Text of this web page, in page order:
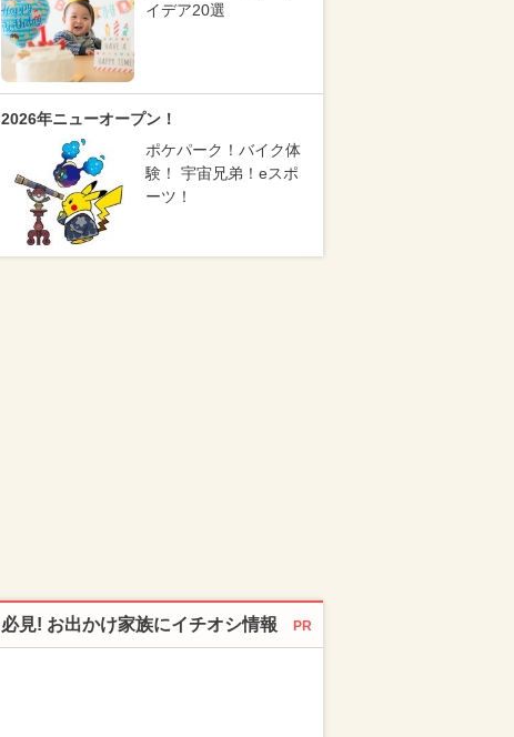
イデア20選
2026年ニューオープン！
ポケパーク！バイク体
験！ 宇宙兄弟！eスポ
ーツ！
必見! お出かけ家族にイチオシ情報 PR